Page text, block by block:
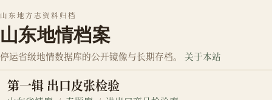
山东地方志资料归档
山东地情档案
停运省级地情数据库的公开镜像与长期存档。 关于本站
第一辑 出口皮张检验